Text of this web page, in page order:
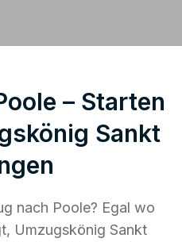
– Starten
Sankt
nach Poole? Egal wo
Umzugskönig Sankt